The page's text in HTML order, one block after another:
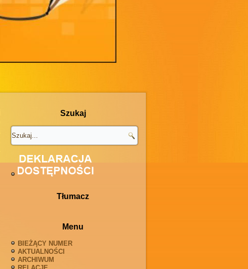
Szukaj
Tłumacz
Menu
BIEŻĄCY NUMER
AKTUALNOŚCI
ARCHIWUM